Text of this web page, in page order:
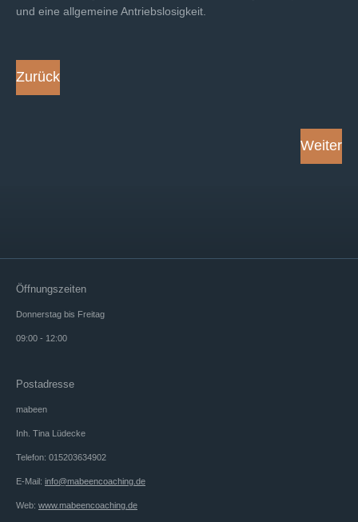
und eine allgemeine Antriebslosigkeit.
Zurück
Weiter
Öffnungszeiten
Donnerstag bis Freitag
09:00 - 12:00
Postadresse
mabeen
Inh. Tina Lüdecke
Telefon: 015203634902
E-Mail: info@mabeencoaching.de
Web: www.mabeencoaching.de